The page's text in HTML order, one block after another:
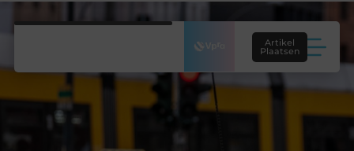
Artikel
Plaatsen